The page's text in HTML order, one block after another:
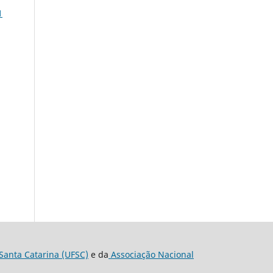
Catarina (UFSC) e da Associação Nacional